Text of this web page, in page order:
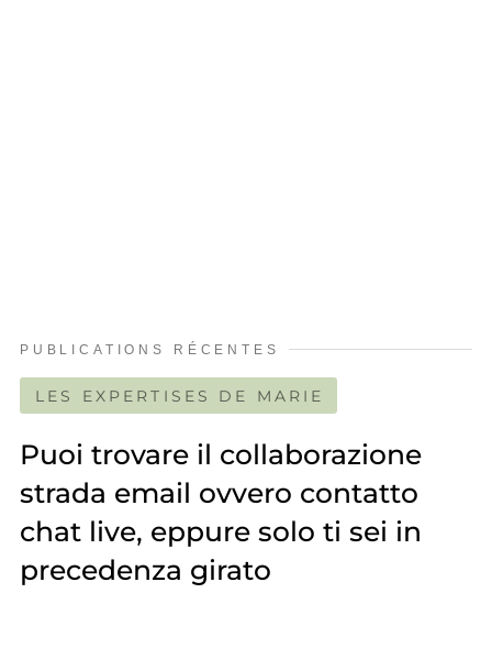
PUBLICATIONS RÉCENTES
LES EXPERTISES DE MARIE
Puoi trovare il collaborazione
strada email ovvero contatto
chat live, eppure solo ti sei in
precedenza girato